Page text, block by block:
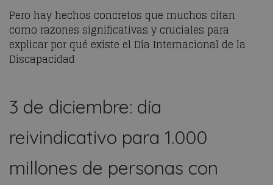
Pero hay hechos concretos que muchos citan
como razones significativas y cruciales para
explicar por qué existe el Día Internacional de la
Discapacidad
3 de diciembre: día
reivindicativo para 1.000
millones de personas con